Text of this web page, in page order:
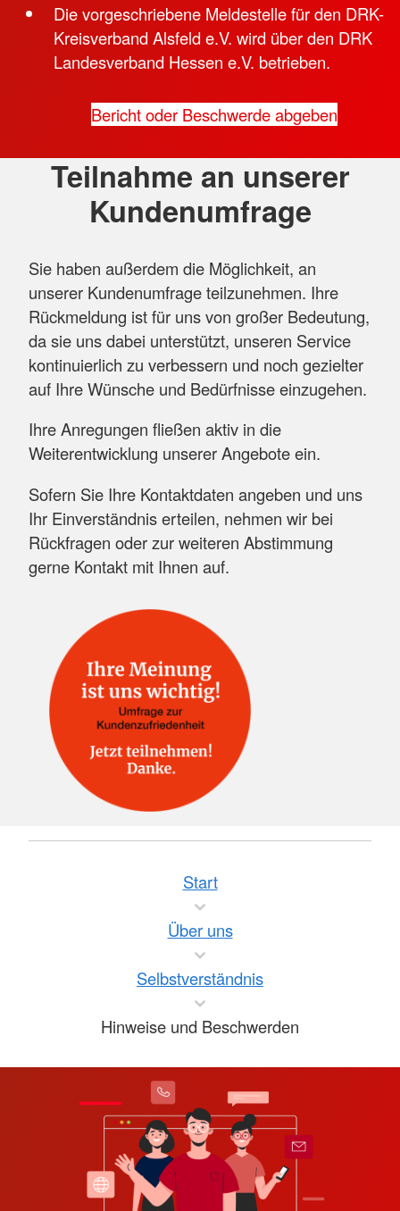
Die vorgeschriebene Meldestelle für den DRK-
Kreisverband Alsfeld e.V. wird über den DRK
Landesverband Hessen e.V. betrieben.
Bericht oder Beschwerde abgeben
Teilnahme an unserer
Kundenumfrage
Sie haben außerdem die Möglichkeit, an
unserer Kundenumfrage teilzunehmen. Ihre
Rückmeldung ist für uns von großer Bedeutung,
da sie uns dabei unterstützt, unseren Service
kontinuierlich zu verbessern und noch gezielter
auf Ihre Wünsche und Bedürfnisse einzugehen.
Ihre Anregungen fließen aktiv in die
Weiterentwicklung unserer Angebote ein.
Sofern Sie Ihre Kontaktdaten angeben und uns
Ihr Einverständnis erteilen, nehmen wir bei
Rückfragen oder zur weiteren Abstimmung
gerne Kontakt mit Ihnen auf.
Start
Über uns
Selbstverständnis
Hinweise und Beschwerden